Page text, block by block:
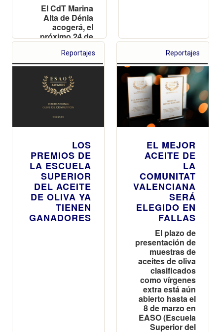
El CdT Marina
Alta de Dénia
acogerá, el
próximo 24 de
entrega de los
ESAO Awards,
los Premios que
la Escuela
Superior del
Aceite de Oliva
otorga cada año
reconocimiento
a la calidad de
los aceites de
oliva vírgenes
extra
Reportajes
LOS
PREMIOS DE
LA ESCUELA
SUPERIOR
DEL ACEITE
DE OLIVA YA
TIENEN
GANADORES
Reportajes
EL MEJOR
ACEITE DE
LA
COMUNITAT
VALENCIANA
SERÁ
ELEGIDO EN
FALLAS
El plazo de
presentación de
muestras de
aceites de oliva
clasificados
como vírgenes
extra está aún
abierto hasta el
8 de marzo en
EASO (Escuela
Superior del